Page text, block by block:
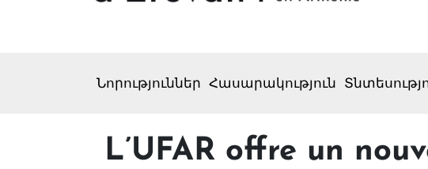
Նորություններ Հասարակություն
L’UFAR offre un